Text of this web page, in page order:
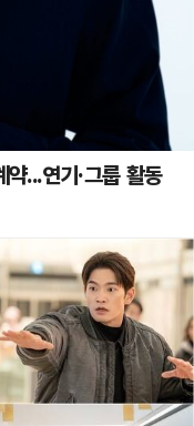
...연기·그룹 활동